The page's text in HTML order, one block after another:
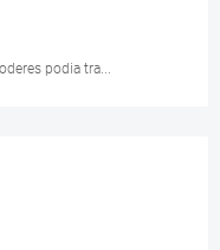
podia tra...